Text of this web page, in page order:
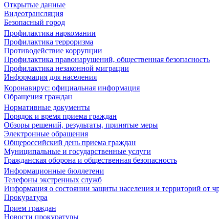
Открытые данные
Видеотрансляция
Безопасный город
Профилактика наркомании
Профилактика терроризма
Противодействие коррупции
Профилактика правонарушений, общественная безопасность
Профилактика незаконной миграции
Информация для населения
Коронавирус: официальная информация
Обращения граждан
Нормативные документы
Порядок и время приема граждан
Обзоры решений, результаты, принятые меры
Электронные обращения
Общероссийский день приема граждан
Муниципальные и государственные услуги
Гражданская оборона и общественная безопасность
Информационные бюллетени
Телефоны экстренных служб
Информация о состоянии защиты населения и территорий от
Прокуратура
Прием граждан
Новости прокуратуры